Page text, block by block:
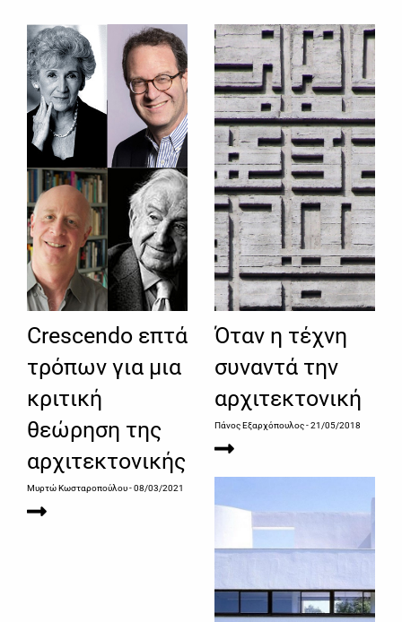
Crescendo επτά
τρόπων για μια
κριτική
θεώρηση της
αρχιτεκτονικής
Μυρτώ Κωσταροπούλου- 08/03/2021
Όταν η τέχνη
συναντά την
αρχιτεκτονική
Πάνος Εξαρχόπουλος- 21/05/2018